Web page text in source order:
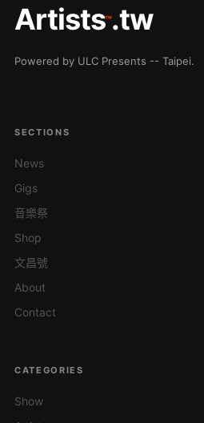
Artists™.tw
Powered by ULC Presents -- Taipei.
SECTIONS
News
Gigs
音樂祭
Shop
文昌號
About
Contact
CATEGORIES
Show